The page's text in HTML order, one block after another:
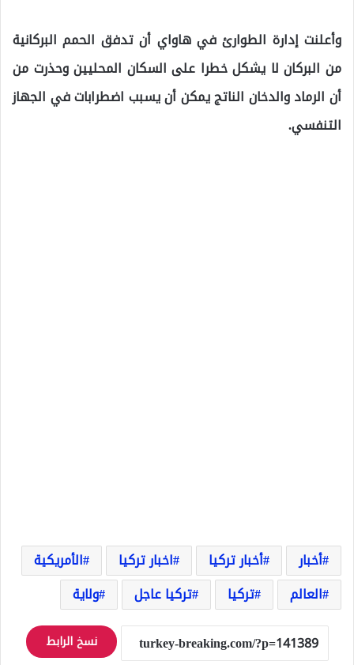
وأعلنت إدارة الطوارئ في هاواي أن تدفق الحمم البركانية
من البركان لا يشكل خطرا على السكان المحليين وحذرت من
أن الرماد والدخان الناتج يمكن أن يسبب اضطرابات في الجهاز
التنفسي.
أخبار أخبار تركيا اخبار تركيا
الأمريكية
العالم
تركيا تركيا عاجل ولاية
نسخ الرابط